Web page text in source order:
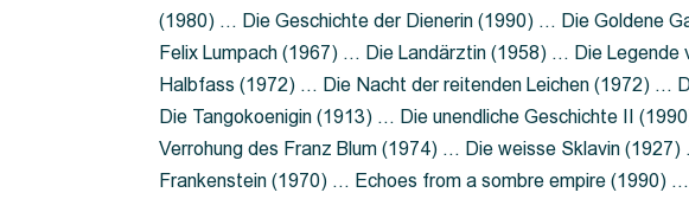
(1980) … Die Geschichte der Dienerin (1990) … Die Goldene
Felix Lumpach (1967) … Die Landärztin (1958) … Die
Halbfass (1972) … Die Nacht der reitenden Leichen (1972) …
Die Tangokoenigin (1913) … Die unendliche Geschichte II
Verrohung des Franz Blum (1974) … Die weisse Sklavin
Frankenstein (1970) … Echoes from a sombre empire (1990)